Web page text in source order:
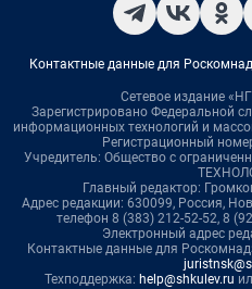
Контактные данные для
Сетевое издание
Зарегистрировано Федеральной
информационных технологий и
Регистрационный
Учредитель: Общество с
Главный редактор:
Адрес редакции: 630099, Россия,
телефон 8 (383) 212-52-52, 8
Электронный адрес
Контактные данные для
Техподдержка: help@shkulev.ru